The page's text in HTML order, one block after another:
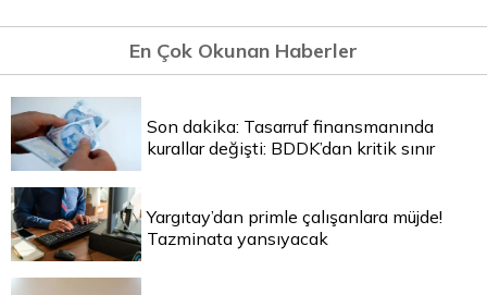
En Çok Okunan Haberler
Son dakika: Tasarruf finansmanında
kurallar değişti: BDDK’dan kritik sınır
Yargıtay’dan primle çalışanlara müjde!
Tazminata yansıyacak